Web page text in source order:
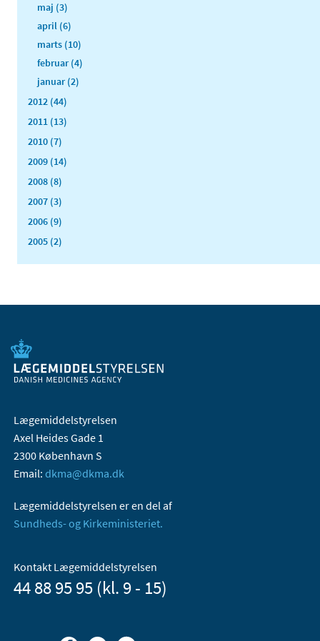
maj (3)
april (6)
marts (10)
februar (4)
januar (2)
2012 (44)
2011 (13)
2010 (7)
2009 (14)
2008 (8)
2007 (3)
2006 (9)
2005 (2)
Lægemiddelstyrelsen
Axel Heides Gade 1
2300 København S
Email: dkma@dkma.dk
Lægemiddelstyrelsen er en del af
Sundheds- og Kirkeministeriet.
Kontakt Lægemiddelstyrelsen
44 88 95 95 (kl. 9 - 15)